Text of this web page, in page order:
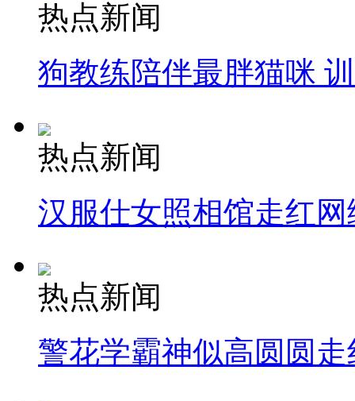
热点新闻
狗教练陪伴最胖猫咪
热点新闻
汉服仕女照相馆走红网
热点新闻
警花学霸神似高圆圆走